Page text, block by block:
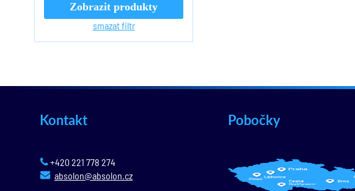
Zobrazit produkty
smazat filtr
Kontakt
+420 221 778 274
absolon@absolon.cz
Pobočky